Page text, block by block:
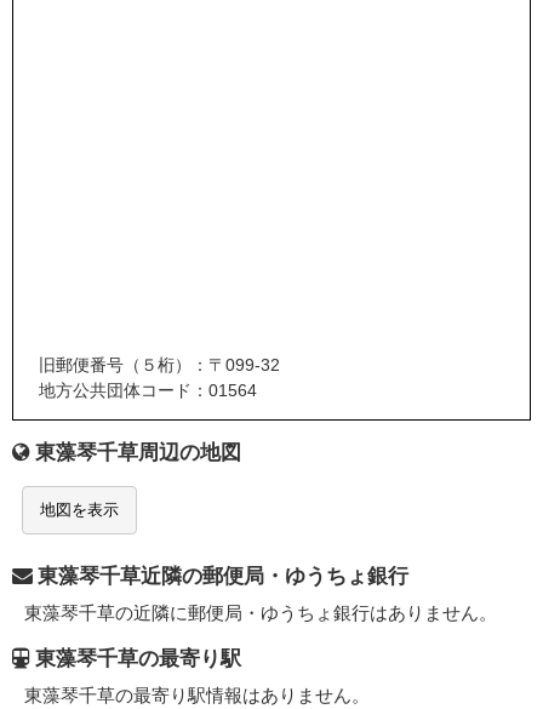
旧郵便番号（５桁）：〒099-32
地方公共団体コード：01564
東藻琴千草周辺の地図
地図を表示
東藻琴千草近隣の郵便局・ゆうちょ銀行
東藻琴千草の近隣に郵便局・ゆうちょ銀行はありません。
東藻琴千草の最寄り駅
東藻琴千草の最寄り駅情報はありません。